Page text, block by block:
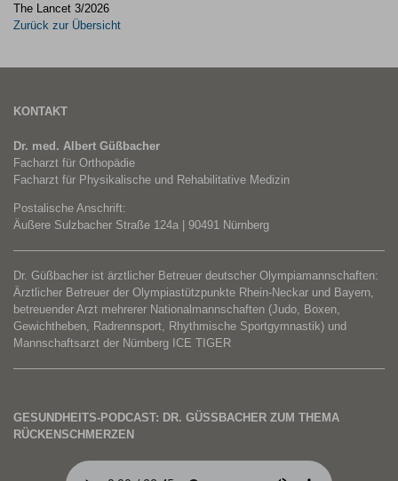
The Lancet 3/2026
Zurück zur Übersicht
KONTAKT
Dr. med. Albert Güßbacher
Facharzt für Orthopädie
Facharzt für Physikalische und Rehabilitative Medizin
Postalische Anschrift:
Äußere Sulzbacher Straße 124a | 90491 Nürnberg
Dr. Güßbacher ist ärztlicher Betreuer deutscher Olympiamannschaften:
Ärztlicher Betreuer der Olympiastützpunkte Rhein-Neckar und Bayern,
betreuender Arzt mehrerer Nationalmannschaften (Judo, Boxen,
Gewichtheben, Radrennsport, Rhythmische Sportgymnastik) und
Mannschaftsarzt der Nürnberg ICE TIGER
GESUNDHEITS-PODCAST: DR. GÜSSBACHER ZUM THEMA R
ÜCKENSCHMERZEN